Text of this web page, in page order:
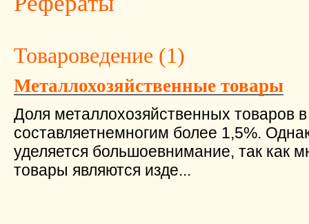
Товароведение (1)
Металлохозяйственные товары
Доля металлохозяйственных товаров
составляетнемногим более 1,5%.
уделяется большоевнимание, так как
товары являются изде...